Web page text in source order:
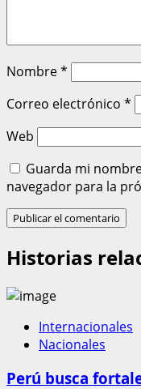
Nombre*
Correo electrónico *
Web
Guarda mi
navegador para la
Historias
Internacionales
Nacionales
Perú busca